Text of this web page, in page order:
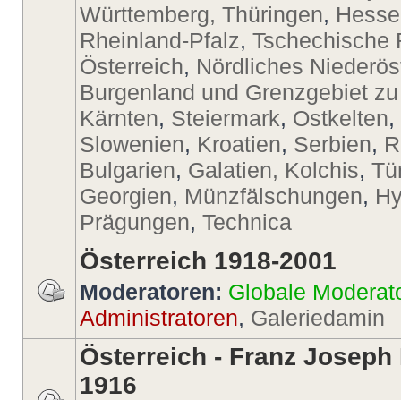
Württemberg, Thüringen,
Rheinland-Pfalz, Tschechische
Österreich, Nördliches
Burgenland und Grenzgebiet
Kärnten, Steiermark, Ostkelten,
Slowenien, Kroatien, Serbien,
Bulgarien, Galatien, Kolchis,
Georgien, Münzfälschungen,
Prägungen, Technica
Österreich 1918-2001
Moderatoren: Globale
Administratoren, Galeriedamin
Österreich - Franz Joseph
1916